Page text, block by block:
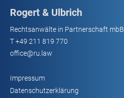
Rogert & Ulbrich
Rechtsanwälte in Partnerschaft mbB
T+49 211 819 770
office@ru.law
Impressum
Datenschutzerklärung